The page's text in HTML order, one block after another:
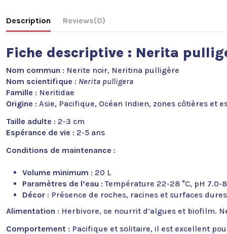
Description Reviews(0)
Fiche descriptive : Nerita
Nom commun : Nerite noir, Neritina pulligère
Nom scientifique : Nerita pulligera
Famille : Neritidae
Origine : Asie, Pacifique, Océan Indien, zones côtières et
Taille adulte : 2-3 cm
Espérance de vie : 2-5 ans
Conditions de maintenance :
Volume minimum : 20 L
Paramètres de l’eau : Température 22-28 °C, pH 7.0-
Décor : Présence de roches, racines et surfaces
Alimentation : Herbivore, se nourrit d’algues et biofilm.
Comportement : Pacifique et solitaire, il est excellent